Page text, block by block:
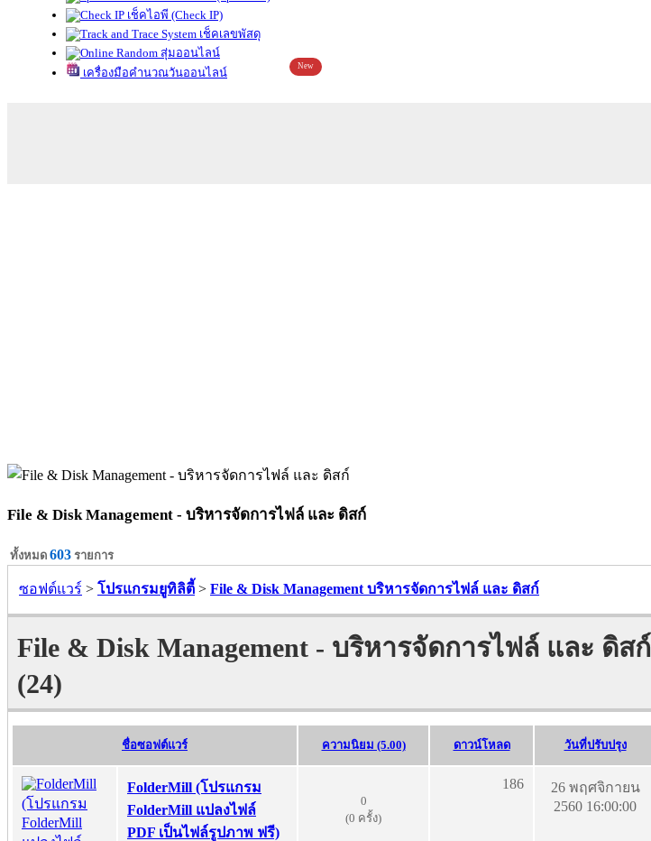
เช็คไอพี (Check IP)
เช็คเลขพัสดุ
สุ่มออนไลน์
เครื่องมือคำนวณวันออนไลน์
New
File & Disk Management - บริหารจัดการไฟล์ และ ดิสก์
ทั้งหมด 603 รายการ
ซอฟต์แวร์ > โปรแกรมยูทิลิตี้ > File & Disk Management บริหารจัดการไฟล์ และ ดิสก์
File & Disk Management - บริหารจัดการไฟล์ และ ดิสก์
(24)
ชื่อซอฟต์แวร์ ความนิยม (5.00) ดาวน์โหลด วันที่ปรับปรุง
FolderMill (โปรแกรม
FolderMill แปลงไฟล์
PDF เป็นไฟล์รูปภาพ ฟรี)
0
(0 ครั้ง)
186
26 พฤศจิกายน
2560 16:00:00